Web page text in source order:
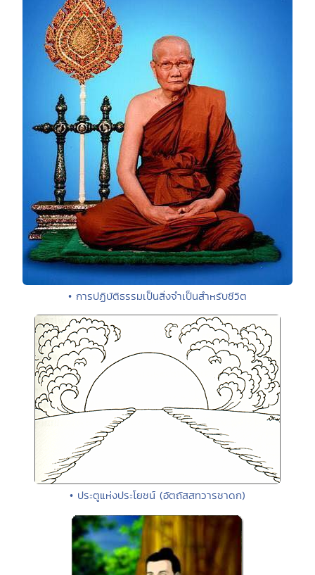
• การปฏิบัติธรรมเป็นสิ่งจำเป็นสำหรับชีวิต
• ประตูแห่งประโยชน์ (อัตถัสสทวารชาดก)